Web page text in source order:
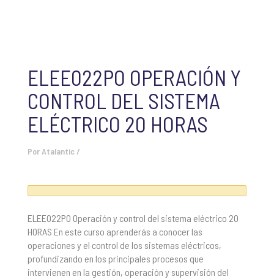
ELEE022PO OPERACIÓN Y
CONTROL DEL SISTEMA
ELÉCTRICO 20 HORAS
Por Atalantic /
ELEE022PO Operación y control del sistema eléctrico 20
HORAS En este curso aprenderás a conocer las
operaciones y el control de los sistemas eléctricos,
profundizando en los principales procesos que
intervienen en la gestión, operación y supervisión del